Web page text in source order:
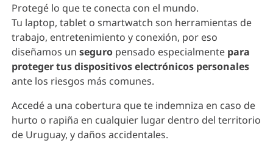
Protegé lo que te conecta con el mundo.
Tu laptop, tablet o smartwatch son herramientas de
trabajo, entretenimiento y conexión, por eso
diseñamos un seguro pensado especialmente para
proteger tus dispositivos electrónicos personales
ante los riesgos más comunes.
Accedé a una cobertura que te indemniza en caso de
hurto o rapiña en cualquier lugar dentro del territorio
de Uruguay, y daños accidentales.